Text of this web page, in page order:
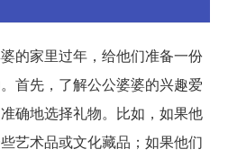
的家里过年，给他们准备一份
首先，了解公公婆婆的兴趣爱
确地选择礼物。比如，如果他
艺术品或文化藏品；如果他们